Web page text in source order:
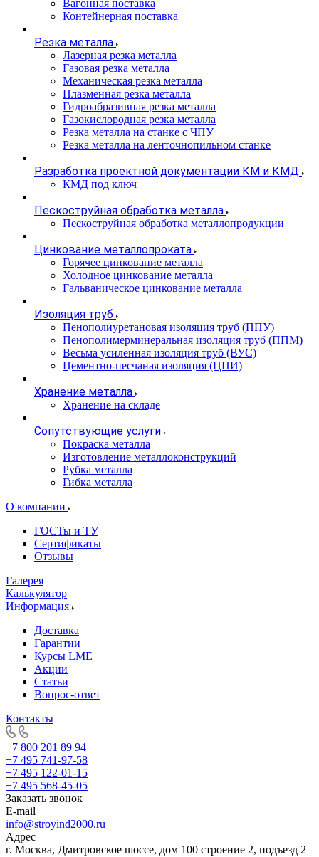
Вагонная поставка
Контейнерная поставка
Резка металла
Лазерная резка металла
Газовая резка металла
Механическая резка металла
Плазменная резка металла
Гидроабразивная резка металла
Газокислородная резка металла
Резка металла на станке с ЧПУ
Резка металла на ленточнопильном станке
Разработка проектной документации КМ и КМД
КМД под ключ
Пескоструйная обработка металла
Пескоструйная обработка металлопродукции
Цинкование металлопроката
Горячее цинкование металла
Холодное цинкование металла
Гальваническое цинкование металла
Изоляция труб
Пенополиуретановая изоляция труб (ППУ)
Пенополимерминеральная изоляция труб (ППМ)
Весьма усиленная изоляция труб (ВУС)
Цементно-песчаная изоляция (ЦПИ)
Хранение металла
Хранение на складе
Сопутствующие услуги
Покраска металла
Изготовление металлоконструкций
Рубка металла
Гибка металла
О компании
ГОСТы и ТУ
Сертификаты
Отзывы
Галерея
Калькулятор
Информация
Доставка
Гарантии
Курсы LME
Акции
Статьи
Вопрос-ответ
Контакты
+7 800 201 89 94
+7 495 741-97-58
+7 495 122-01-15
+7 495 568-45-05
Заказать звонок
E-mail
info@stroyind2000.ru
Адрес
г. Москва, Дмитровское шоссе, дом 100 строение 2, подъезд 2